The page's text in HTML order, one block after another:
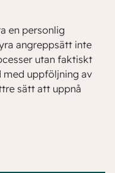
en personlig
angreppsätt inte
utan faktiskt
uppföljning av
sätt att uppnå